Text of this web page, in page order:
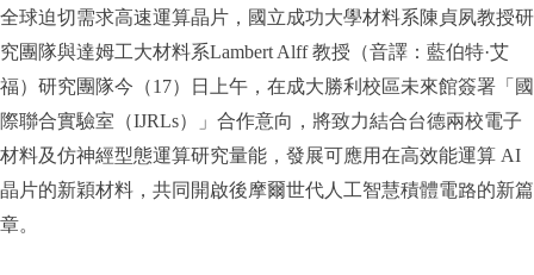
全球迫切需求高速運算晶片，國立成功大學材料系陳貞夙教授研
究團隊與達姆工大材料系Lambert Alff 教授（音譯：藍伯特·艾
福）研究團隊今（17）日上午，在成大勝利校區未來館簽署「國
際聯合實驗室（IJRLs）」合作意向，將致力結合台德兩校電子
材料及仿神經型態運算研究量能，發展可應用在高效能運算 AI
晶片的新穎材料，共同開啟後摩爾世代人工智慧積體電路的新篇
章。